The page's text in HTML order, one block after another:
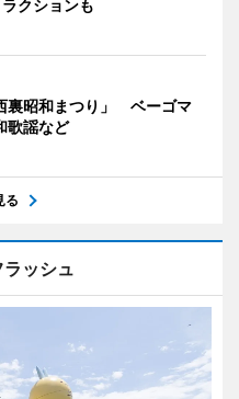
クションも
裏昭和まつり」 ベーゴマ
歌謡など
る
ッシュ